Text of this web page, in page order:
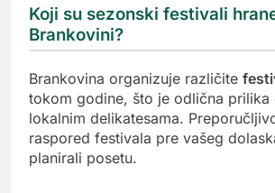
Koji su sezonski festivali
Brankovini?
Brankovina organizuje različite
tokom godine, što je odlična prilika
lokalnim delikatesama.
raspored festivala pre vašeg
planirali posetu.